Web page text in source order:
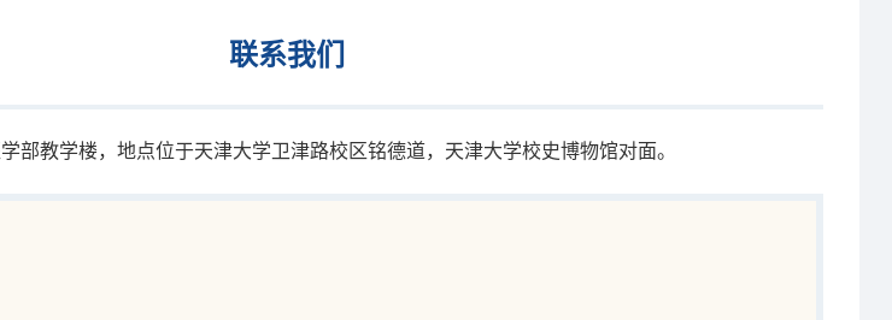
联系我们
教学楼，地点位于天津大学卫津路校区铭德道，天津大学校史博物馆对面。